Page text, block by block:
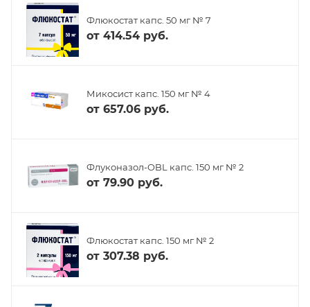
Флюкостат капс. 50 мг № 7
от 414.54 руб.
Микосист капс. 150 мг № 4
от 657.06 руб.
Флуконазол-OBL капс. 150 мг № 2
от 79.90 руб.
Флюкостат капс. 150 мг № 2
от 307.38 руб.